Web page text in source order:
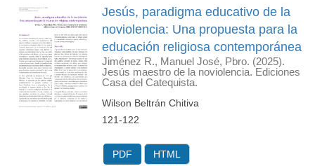
Jesús, paradigma educativo de la
noviolencia: Una propuesta para la
educación religiosa contemporánea
Jiménez R., Manuel José, Pbro. (2025).
Jesús maestro de la noviolencia. Ediciones
Casa del Catequista.
Wilson Beltrán Chitiva
121-122
PDF HTML